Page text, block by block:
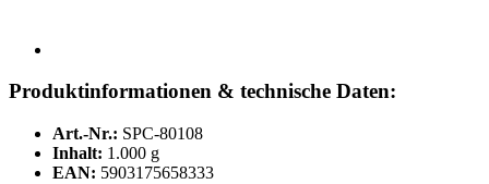
Produktinformationen & technische Daten:
Art.-Nr.: SPC-80108
Inhalt: 1.000 g
EAN: 5903175658333